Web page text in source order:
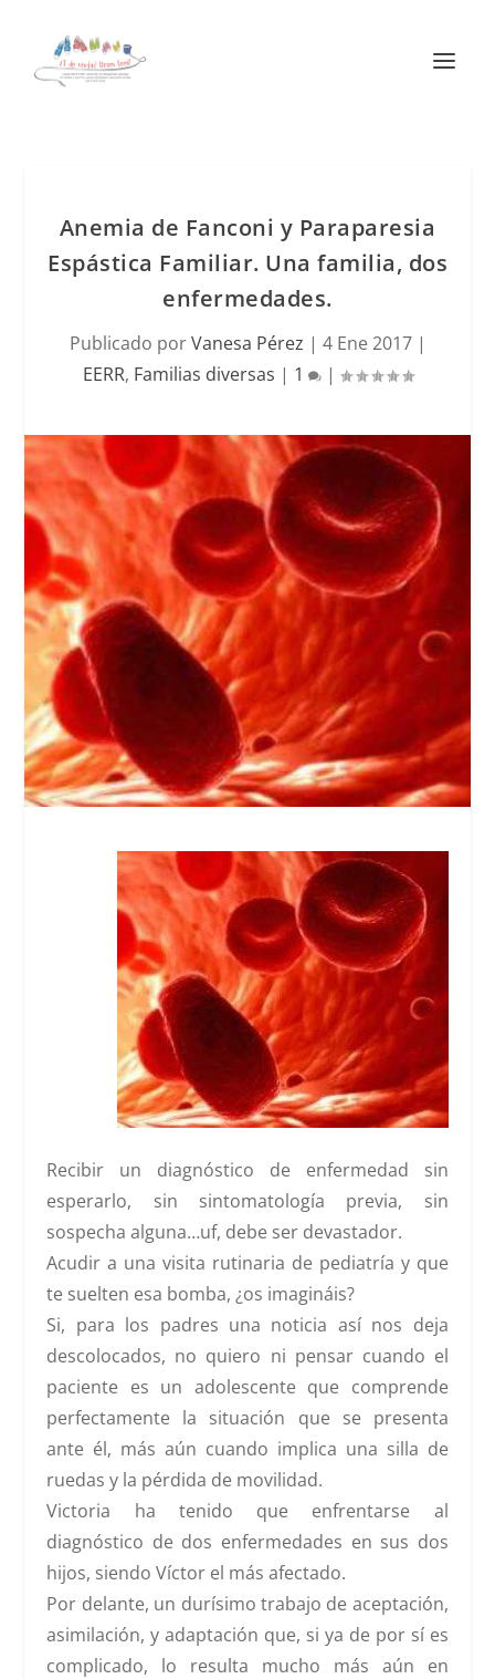
Anemia de Fanconi y Paraparesia
Espástica Familiar. Una familia, dos
enfermedades.
Publicado porVanesa Pérez | 4 Ene 2017|
EERR, Familias diversas | 1 |
Recibir un diagnóstico de enfermedad sin
esperarlo, sin sintomatología previa, sin
sospecha alguna…uf, debe ser devastador.
Acudir a una visita rutinaria de pediatría y que
te suelten esa bomba, ¿os imagináis?
Si, para los padres una noticia así nos deja
descolocados, no quiero ni pensar cuando el
paciente es un adolescente que comprende
perfectamente la situación que se presenta
ante él, más aún cuando implica una silla de
ruedas y la pérdida de movilidad.
Victoria ha tenido que enfrentarse al
diagnóstico de dos enfermedades en sus dos
hijos, siendo Víctor el más afectado.
Por delante, un durísimo trabajo de aceptación,
asimilación, y adaptación que, si ya de por sí es
complicado, lo resulta mucho más aún en